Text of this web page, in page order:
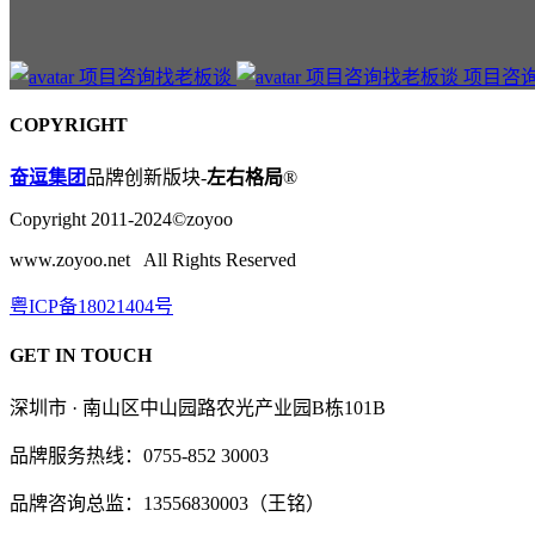
项目咨
COPYRIGHT
奋逗集团品牌创新版块-左右格局®
Copyright 2011-2024©zoyoo
www.zoyoo.net All Rights Reserved
粤ICP备18021404号
GET IN TOUCH
深圳市 · 南山区中山园路农光产业园B栋101B
品牌服务热线：0755-852 30003
品牌咨询总监：13556830003（王铭）